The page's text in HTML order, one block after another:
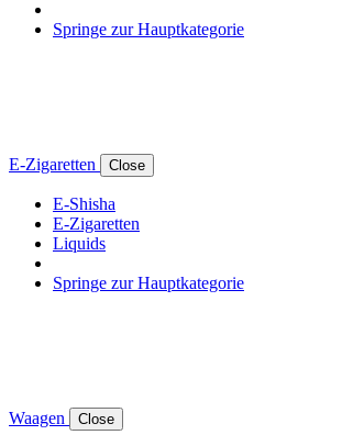
Springe zur Hauptkategorie
E-Zigaretten Close
E-Shisha
E-Zigaretten
Liquids
Springe zur Hauptkategorie
Waagen Close